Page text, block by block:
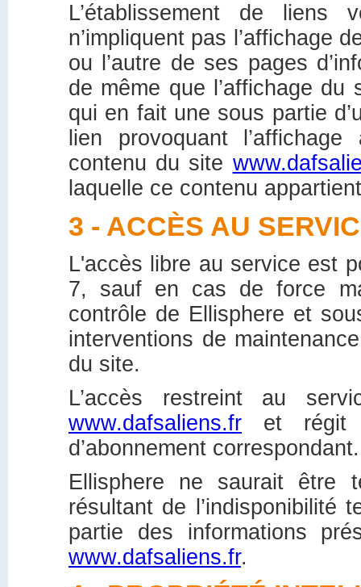
L’établissement de
n’impliquent pas l’affichage
ou l’autre de ses pages
de même que l’affichage du
qui en fait une sous partie
lien provoquant
contenu du site
laquelle ce contenu
3 - ACCÈS AU
L'accès libre au service est
7, sauf en cas de force
contrôle de Ellisphere et
interventions de
du site.
L’accès restreint au
www.dafsaliens.fr et régit
d’abonnement correspondant.
Ellisphere ne saurait être
résultant de l’indisponibilité
partie des informations
www.dafsaliens.fr.